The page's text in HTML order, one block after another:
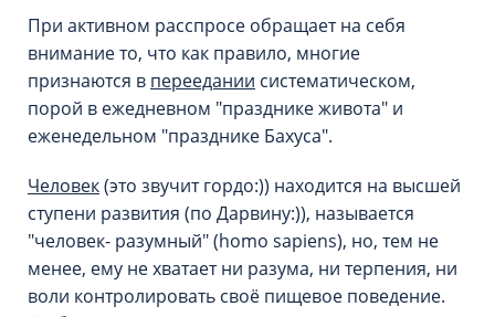
При активном расспросе обращает на себя
внимание то, что как правило, многие
признаются в переедании систематическом,
порой в ежедневном "празднике живота" и
еженедельном "празднике Бахуса".
Человек(это звучит гордо:)) находится на высшей
ступени развития (по Дарвину:)), называется
"человек- разумный" (homo sapiens), но, тем не
менее, ему не хватает ни разума, ни терпения, ни
воли контролировать своё пищевое поведение.